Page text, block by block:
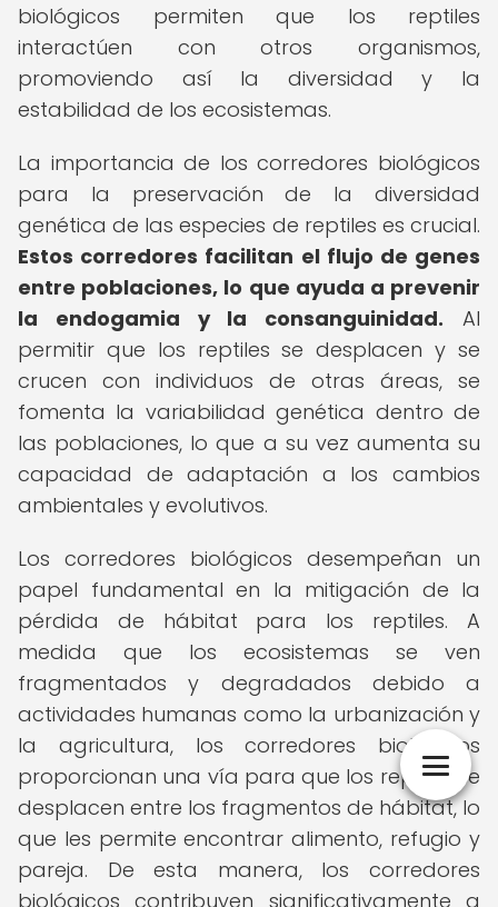
biológicos permiten que los reptiles
interactúen con otros organismos,
promoviendo así la diversidad y la
estabilidad de los ecosistemas.
La importancia de los corredores biológicos
para la preservación de la diversidad
genética de las especies de reptiles es crucial.
Estos corredores facilitan el flujo de genes
entre poblaciones, lo que ayuda a prevenir
la endogamia y la consanguinidad. Al
permitir que los reptiles se desplacen y se
crucen con individuos de otras áreas, se
fomenta la variabilidad genética dentro de
las poblaciones, lo que a su vez aumenta su
capacidad de adaptación a los cambios
ambientales y evolutivos.
Los corredores biológicos desempeñan un
papel fundamental en la mitigación de la
pérdida de hábitat para los reptiles. A
medida que los ecosistemas se ven
fragmentados y degradados debido a
actividades humanas como la urbanización y
la agricultura, los corredores biológicos
proporcionan una vía para que los reptiles se
desplacen entre los fragmentos de hábitat, lo
que les permite encontrar alimento, refugio y
pareja. De esta manera, los corredores
biológicos contribuyen significativamente a